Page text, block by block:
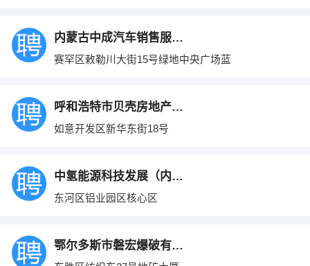
内蒙古中成汽车销售服务有限公司
赛罕区敕勒川大街15号绿地中央广场蓝
呼和浩特市贝壳房地产经纪有限公司
如意开发区新华东街18号
中氢能源科技发展（内蒙古）有限公司
东河区铝业园区核心区
鄂尔多斯市磐宏爆破有限公司